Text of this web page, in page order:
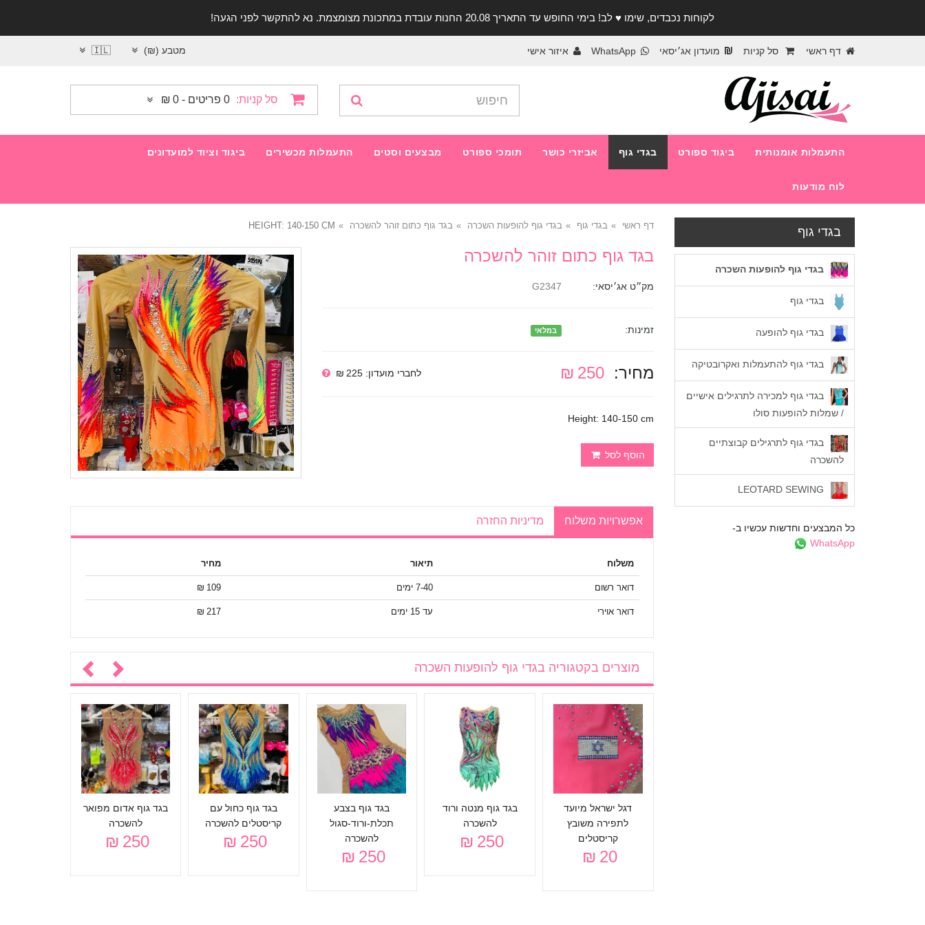
לקוחות נכבדים, שימו ♥️ לב! בימי החופש עד התאריך 20.08 החנות עובדת במתכונת מצומצמת. נא להתקשר לפני הגעה!
דף ראשי סל קניות מועדון אג׳יסאי WhatsApp איזור אישי מטבע (₪) 🇮🇱
סל קניות: 0 פריטים - 0 ₪
התעמלות אומנותית ביגוד ספורט בגדי גוף אביזרי כושר תומכי ספורט מבצעים וסטים התעמלות מכשירים ביגוד וציוד למועדונים
לוח מודעות
דף ראשי בגדי גוף בגדי גוף להופעות השכרה בגד גוף כתום זוהר להשכרה HEIGHT: 140-150 CM
בגד גוף כתום זוהר להשכרה
מק״ט אג׳יסאי:
זמינות: במלאי
מחיר: 250 ₪ לחברי מועדון: 225 ₪
Height: 140-150 cm
הוסף לסל
אפשרויות משלוח מדיניות החזרה
משלוח תיאור מחיר
דואר רשום 7-40 ימים 109 ₪
דואר אוירי עד 15 ימים 217 ₪
מוצרים בקטגוריה בגדי גוף להופעות השכרה
דגל ישראל מיועד
לתפירה משובץ
קריסטלים
20 ₪
בגד גוף מנטה ורוד
להשכרה
250 ₪
בגד גוף בצבע
תכלת-ורוד-סגול
להשכרה
250 ₪
בגד גוף כחול עם
קריסטלים להשכרה
250 ₪
בגד גוף אדום מפואר
להשכרה
250 ₪
בגדי גוף
בגדי גוף להופעות השכרה
בגדי גוף
בגדי גוף להופעה
בגדי גוף להתעמלות ואקרובטיקה
בגדי גוף למכירה לתרגילים אישיים
/ שמלות להופעות סולו
בגדי גוף לתרגילים קבוצתיים
להשכרה
כל המבצעים וחדשות עכשיו ב-
WhatsApp